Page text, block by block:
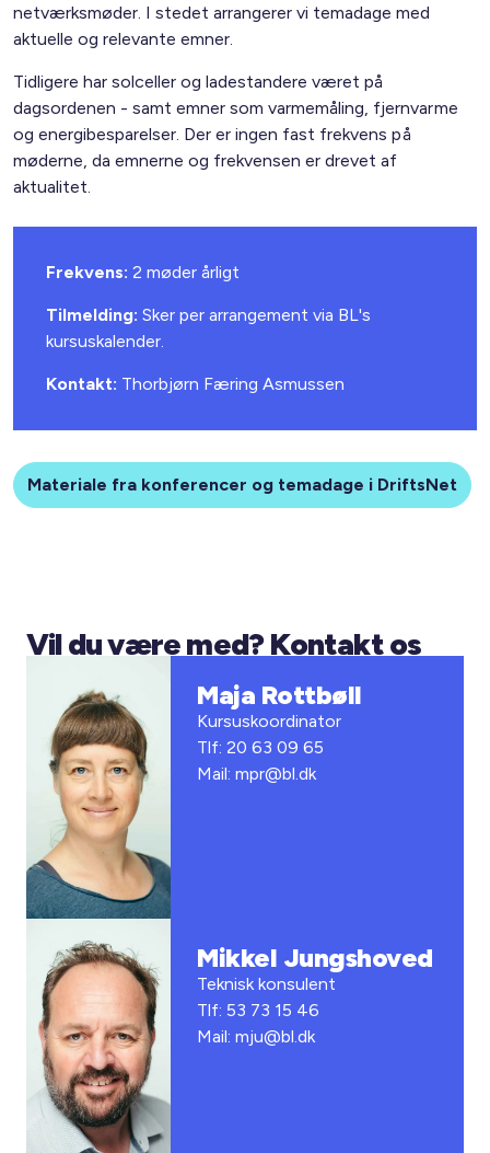
Frekvens:2 møder årligt
Tilmelding:Sker per arrangement via BL's
kursuskalender.
Kontakt: Thorbjørn Færing Asmussen
netværksmøder. I stedet arrangerer vi temadage med
aktuelle og relevante emner.
Tidligere har solceller og ladestandere været på
dagsordenen - samt emner som varmemåling, fjernvarme
og energibesparelser. Der er ingen fast frekvens på
møderne, da emnerne og frekvensen er drevet af
aktualitet.
Materiale fra konferencer og temadage i DriftsNet
Vil du være med? Kontakt os
Maja Rottbøll
Kursuskoordinator
Tlf: 20 63 09 65
Mail: mpr@bl.dk
Mikkel Jungshoved
Teknisk konsulent
Tlf: 53 73 15 46
Mail: mju@bl.dk